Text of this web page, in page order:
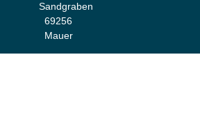
Sandgraben
69256
Mauer